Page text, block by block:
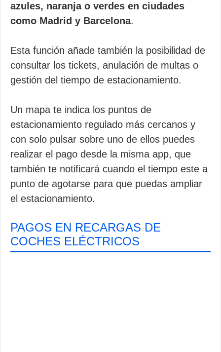
azules, naranja o verdes en ciudades
como Madrid y Barcelona.
Esta función añade también la posibilidad de
consultar los tickets, anulación de multas o
gestión del tiempo de estacionamiento.
Un mapa te indica los puntos de
estacionamiento regulado más cercanos y
con solo pulsar sobre uno de ellos puedes
realizar el pago desde la misma app, que
también te notificará cuando el tiempo este a
punto de agotarse para que puedas ampliar
el estacionamiento.
PAGOS EN RECARGAS DE
COCHES ELÉCTRICOS